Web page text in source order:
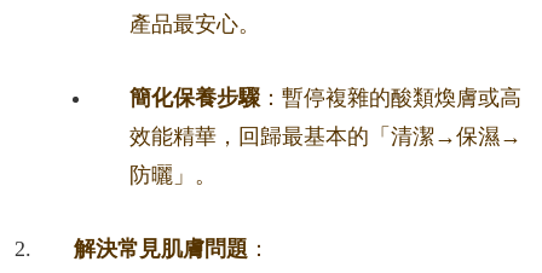
產品最安心。
簡化保養步驟 ：暫停複雜的酸類煥膚或高
效能精華，回歸最基本的「清潔→保濕→
防曬」。
解決常見肌膚問題 ：